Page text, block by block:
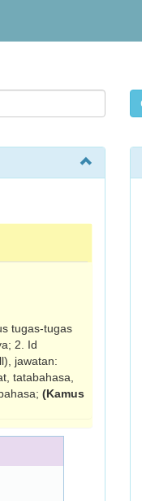
tugas-tugas
2. Id
jawatan:
tatabahasa,
(Kamus